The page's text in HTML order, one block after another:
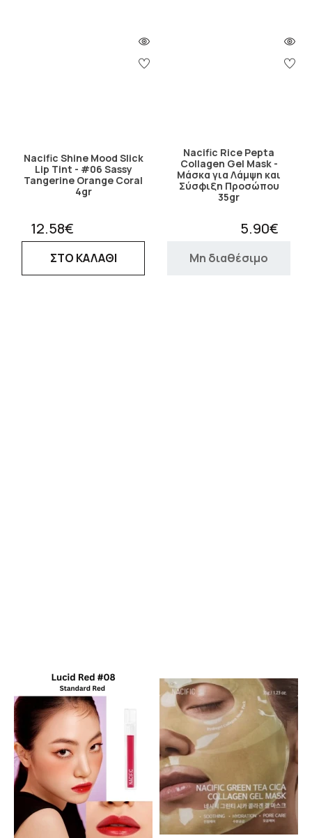
Nacific Shine Mood Slick
Lip Tint - #06 Sassy
Tangerine Orange Coral
4gr
12.58€
ΣΤΟ ΚΑΛΑΘΙ
Nacific Rice Pepta
Collagen Gel Mask -
Μάσκα για Λάμψη και
Σύσφιξη Προσώπου
35gr
5.90€
Μη διαθέσιμο